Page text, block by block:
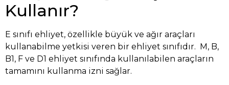
Kullanır?
E sınıfı ehliyet, özellikle büyük ve ağır araçları
kullanabilme yetkisi veren bir ehliyet sınıfıdır. M, B,
B1, F ve D1 ehliyet sınıfında kullanılabilen araçların
tamamını kullanma izni sağlar.